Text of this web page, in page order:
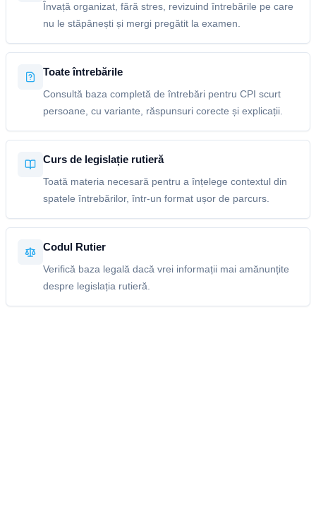
Învață organizat, fără stres, revizuind întrebările pe care
nu le stăpânești și mergi pregătit la examen.
Toate întrebările
Consultă baza completă de întrebări pentru CPI scurt
persoane, cu variante, răspunsuri corecte și explicații.
Curs de legislație rutieră
Toată materia necesară pentru a înțelege contextul din
spatele întrebărilor, într-un format ușor de parcurs.
Codul Rutier
Verifică baza legală dacă vrei informații mai amănunțite
despre legislația rutieră.